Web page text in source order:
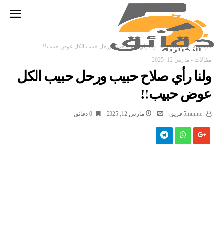
‫الرئيسية‬ مقالات ولنا رأي صلاح حبيب ورحل حبيب الكل عوض حبيب!!
مقالات - مارس 12, 2025
ولنا رأي صلاح حبيب ورحل حبيب الكل
عوض حبيب!!
مارس 12, 2025 0 ‫دقائق‬